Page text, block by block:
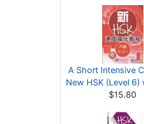
A Short Intensive
New HSK (Level 6)
$15.80